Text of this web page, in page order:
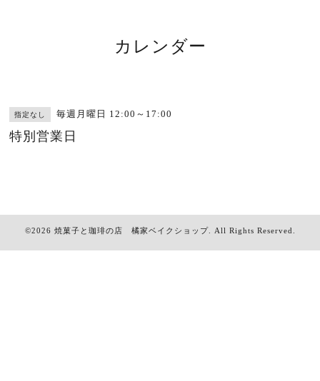
カレンダー
指定なし 毎週月曜日 12:00～17:00
特別営業日
©2026 焼菓子と珈琲の店 橘家ベイクショップ. All Rights Reserved.